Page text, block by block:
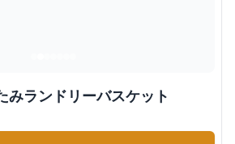
みランドリーバスケット